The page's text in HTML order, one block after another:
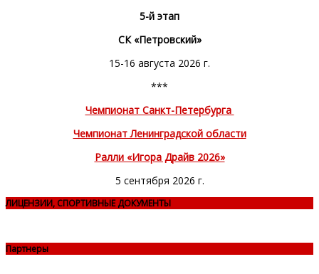
5-й этап
СК «Петровский»
15-16 августа 2026 г.
***
Чемпионат Санкт-Петербурга
Чемпионат Ленинградской области
Ралли «Игора Драйв 2026»
5 сентября 2026 г.
ЛИЦЕНЗИИ, СПОРТИВНЫЕ ДОКУМЕНТЫ
Партнеры